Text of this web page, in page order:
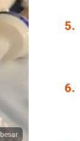
5.
6.